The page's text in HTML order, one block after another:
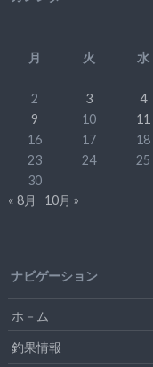
月
火 水
2
3 4
9
10 11
16
17 18
23
24 25
30
« 8月
10月 »
ナビゲーション
ホ－ム
釣果情報